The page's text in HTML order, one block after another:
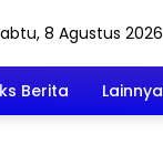
8 Agustus 2026
Berita Lainnya